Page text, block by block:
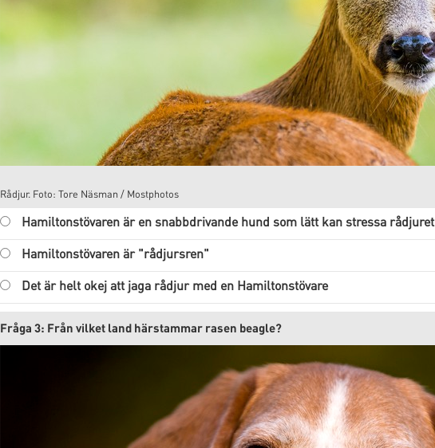
Rådjur. Foto: Tore Näsman / Mostphotos
Hamiltonstövaren är en snabbdrivande hund som lätt kan stressa rådjuret
Hamiltonstövaren är "rådjursren"
Det är helt okej att jaga rådjur med en Hamiltonstövare
Fråga 3: Från vilket land härstammar rasen beagle?